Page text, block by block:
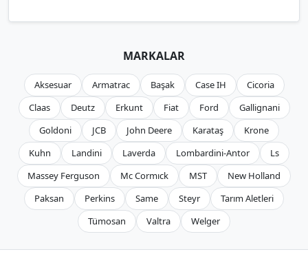
MARKALAR
Aksesuar Armatrac Başak Case IH
Cicoria
Claas
Deutz Erkunt Fiat Ford
Gallignani
Goldoni
JCB John Deere Karataş
Krone
Kuhn
Landini Laverda Lombardini-Antor
Ls
Massey Ferguson
Mc Cormıck MST
New Holland
Paksan
Perkins Same Steyr
Tarım Aletleri
Tümosan
Valtra Welger